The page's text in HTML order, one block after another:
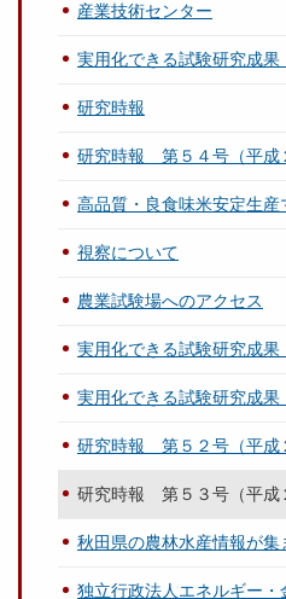
産業技術センター
実用化できる試験研究成
研究時報
研究時報 第５４号（平成
高品質・良食味米安定生産
視察について
農業試験場へのアクセス
実用化できる試験研究成
実用化できる試験研究成
研究時報 第５２号（平成
研究時報 第５３号（平成
秋田県の農林水産情報が集
独立行政法人エネルギー・